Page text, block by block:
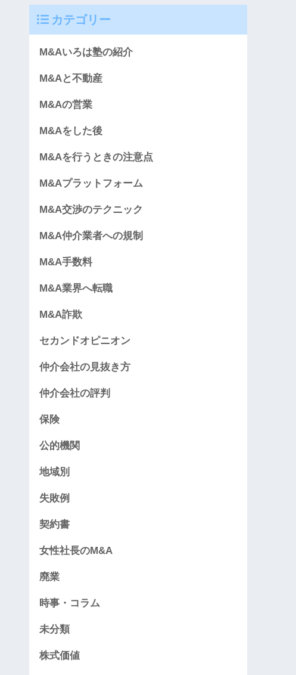
カテゴリー
M&Aいろは塾の紹介
M&Aと不動産
M&Aの営業
M&Aをした後
M&Aを行うときの注意点
M&Aプラットフォーム
M&A交渉のテクニック
M&A仲介業者への規制
M&A手数料
M&A業界へ転職
M&A詐欺
セカンドオピニオン
仲介会社の見抜き方
仲介会社の評判
保険
公的機関
地域別
失敗例
契約書
女性社長のM&A
廃業
時事・コラム
未分類
株式価値